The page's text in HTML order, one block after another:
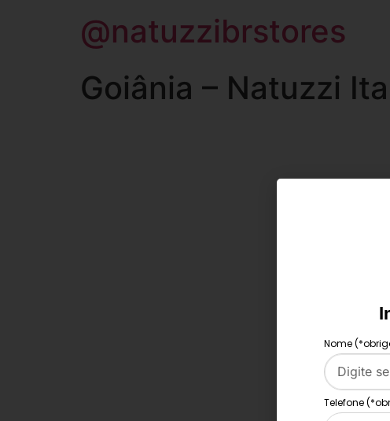
@natuzzibrstores
Goiânia – Natuzzi
Nome
Telefone